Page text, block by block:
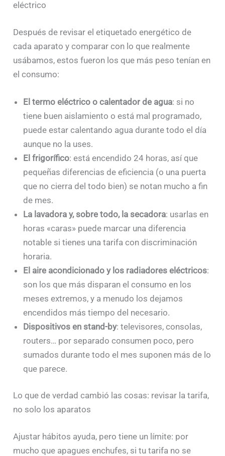
eléctrico
Después de revisar el etiquetado energético de
cada aparato y comparar con lo que realmente
usábamos, estos fueron los que más peso tenían en
el consumo:
El termo eléctrico o calentador de agua: si no
tiene buen aislamiento o está mal programado,
puede estar calentando agua durante todo el día
aunque no la uses.
El frigorífico: está encendido 24 horas, así que
pequeñas diferencias de eficiencia (o una puerta
que no cierra del todo bien) se notan mucho a fin
de mes.
La lavadora y, sobre todo, la secadora: usarlas en
horas «caras» puede marcar una diferencia
notable si tienes una tarifa con discriminación
horaria.
El aire acondicionado y los radiadores eléctricos:
son los que más disparan el consumo en los
meses extremos, y a menudo los dejamos
encendidos más tiempo del necesario.
Dispositivos en stand-by: televisores, consolas,
routers… por separado consumen poco, pero
sumados durante todo el mes suponen más de lo
que parece.
Lo que de verdad cambió las cosas: revisar la tarifa,
no solo los aparatos
Ajustar hábitos ayuda, pero tiene un límite: por
mucho que apagues enchufes, si tu tarifa no se